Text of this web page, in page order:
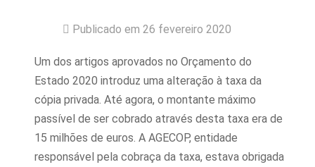
Publicado em 26 fevereiro 2020
Um dos artigos aprovados no Orçamento do
Estado 2020 introduz uma alteração à taxa da
cópia privada. Até agora, o montante máximo
passível de ser cobrado através desta taxa era de
15 milhões de euros. A AGECOP, entidade
responsável pela cobraça da taxa, estava obrigada